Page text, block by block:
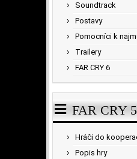
Soundtrack
Postavy
Pomocníci k
Trailery
FAR CRY 6
FAR CRY 5
Hráči do
Popis hry